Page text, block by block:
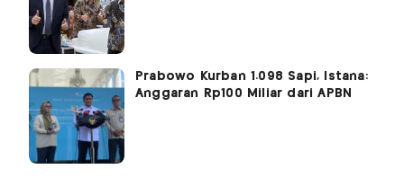
Prabowo Kurban 1.098 Sapi, Istana:
Anggaran Rp100 Miliar dari APBN